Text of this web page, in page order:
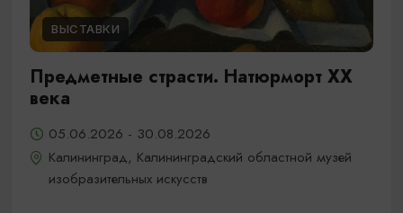
ВЫСТАВКИ
Предметные страсти. Натюрморт XX
века
05.06.2026 - 30.08.2026
Калининград, Калининградский областной музей
изобразительных искусств